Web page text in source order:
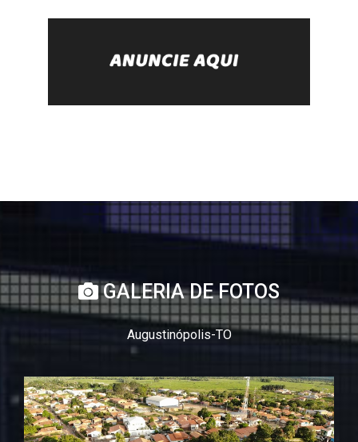
GALERIA DE FOTOS
Augustinópolis-TO